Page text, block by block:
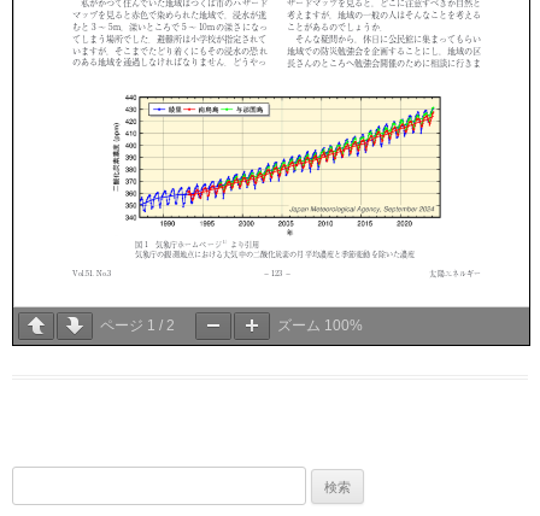
ページ 1 / 2 ズーム 100%
索: